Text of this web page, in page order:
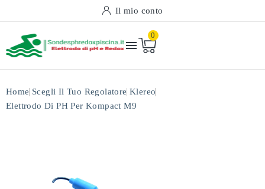
Il mio conto

0
Home Scegli Il Tuo Regolatore Klereo
Elettrodo Di PH Per Kompact M9